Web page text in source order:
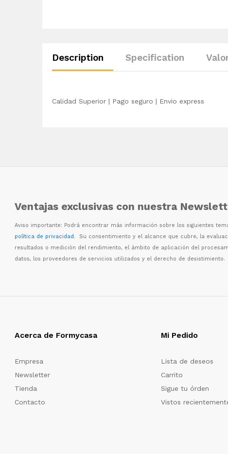
Description Specification
Calidad Superior | Pago seguro | Envio express
Ventajas exclusivas con nuestra
Aviso importante: Podrá encontrar más información sobre los siguientes
política de privacidad. Su consentimiento y el alcance que cubre, la
resultados o medición del rendimiento, el ámbito de aplicación del
datos, los proveedores de servicios utilizados y el derecho de desistimiento.
Acerca de Formycasa
Empresa
Newsletter
Tienda
Contacto
Mi Pedido
Lista de deseos
Carrito
Sigue tu órden
Vistos